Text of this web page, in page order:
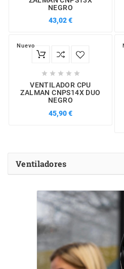
NEGRO
43,02 €
Nuevo
    
VENTILADOR CPU
ZALMAN CNPS14X DUO
NEGRO
45,90 €
Ventiladores